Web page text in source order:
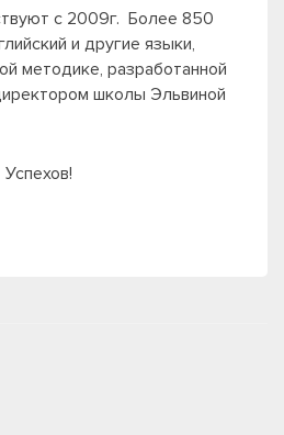
с 2009г. Более 850
и другие языки,
методике, разработанной
школы Эльвиной
Успехов!